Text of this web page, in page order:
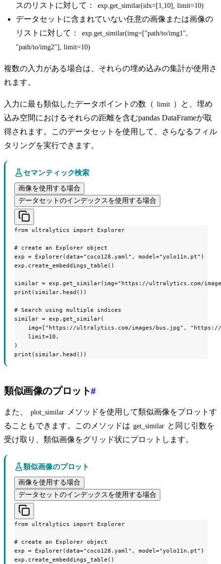
スのリストに対して： exp.get_similar(idx=[1,10], limit=10)
データセットに含まれていない任意の画像または画像の
リストに対して：
exp.get_similar(img=["path/to/img1",
"path/to/img2"], limit=10)
複数の入力がある場合は、それらの埋め込みの集計が使用さ
れます。
入力に最も類似したデータポイントの数（ limit ）と、埋め
込み空間におけるそれらの距離を含むpandas DataFrameが取
得されます。このデータセットを使用して、さらなるフィル
タリングを実行できます。
セマンティック検索
画像を使用する場合
データセットのインデックスを使用する場合
from ultralytics import Explorer
# create an Explorer object
exp = Explorer(data="coco128.yaml", model="yolo11n.pt")
exp.create_embeddings_table()
similar = exp.get_similar(img="https://ultralytics.com/
print(similar.head())
# Search using multiple indices
similar = exp.get_similar(
img=["https://ultralytics.com/images/bus.jpg",
    limit=10,
)
print(similar.head())
類似画像のプロット#
また、 plot_similar
メソッドを使用して類似画像をプロットす
ることもできます。このメソッドは get_similar と同じ引数を
受け取り、類似画像をグリッド状にプロットします。
類似画像のプロット
画像を使用する場合
データセットのインデックスを使用する場合
from ultralytics import Explorer
# create an Explorer object
exp = Explorer(data="coco128.yaml", model="yolo11n.pt")
exp.create_embeddings_table()